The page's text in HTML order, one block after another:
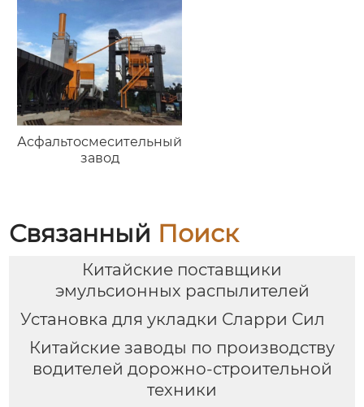
Асфальтосмесительный
завод
Связанный Поиск
Китайские поставщики
эмульсионных распылителей
Установка для укладки Сларри Сил
Китайские заводы по производству
водителей дорожно-строительной
техники